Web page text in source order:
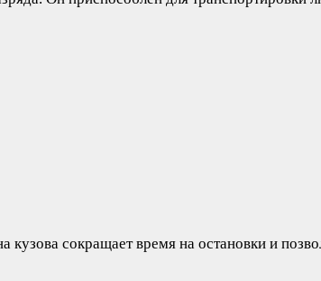
сокращает время на остановки и